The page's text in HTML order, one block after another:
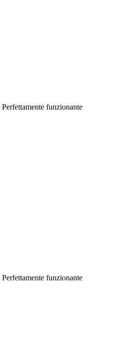
Perfettamente funzionante
Perfettamente funzionante